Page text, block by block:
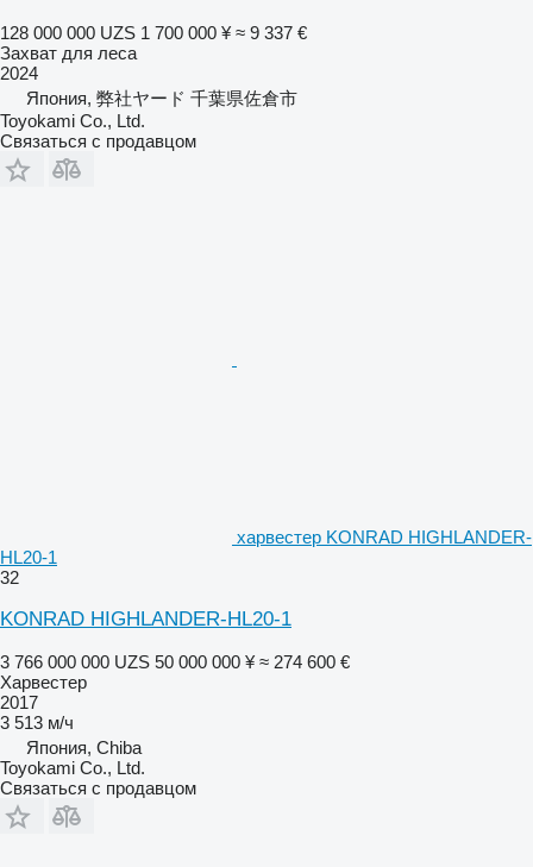
128 000 000 UZS 1 700 000 ¥ ≈ 9 337 €
Захват для леса
2024
Япония, 弊社ヤード 千葉県佐倉市
Toyokami Co., Ltd.
Связаться с продавцом
харвестер KONRAD HIGHLANDER-
HL20-1
32
KONRAD HIGHLANDER-HL20-1
3 766 000 000 UZS 50 000 000 ¥ ≈ 274 600 €
Харвестер
2017
3 513 м/ч
Япония, Chiba
Toyokami Co., Ltd.
Связаться с продавцом